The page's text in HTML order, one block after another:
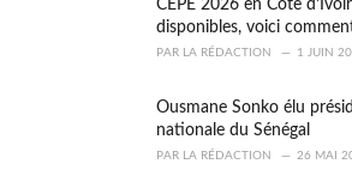
CEPE 2026 en Côte
disponibles, voici
PAR LA RÉDACTION 1 JUIN
Ousmane Sonko élu
nationale du Sénégal
PAR LA RÉDACTION 26 MAI